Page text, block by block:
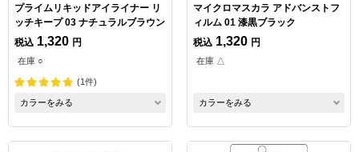
プライムリキッドアイライナー リ
ッチキープ 03 ナチュラルブラウン
税込 1,320 円
在庫 ○
(1件)
カラーをみる
マイクロマスカラ アドバンストフ
ィルム 01 漆黒ブラック
税込 1,320 円
在庫 △
カラーをみる